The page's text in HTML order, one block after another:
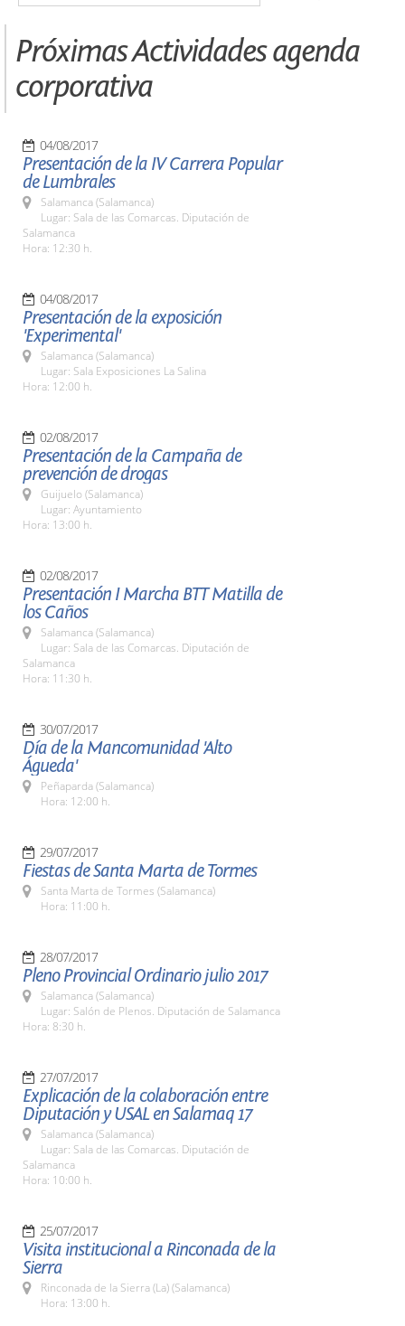
Próximas Actividades agenda
corporativa
04/08/2017
Presentación de la IV Carrera Popular
de Lumbrales
Salamanca (Salamanca)
Lugar: Sala de las Comarcas. Diputación de
Salamanca
Hora: 12:30 h.
04/08/2017
Presentación de la exposición
'Experimental'
Salamanca (Salamanca)
Lugar: Sala Exposiciones La Salina
Hora: 12:00 h.
02/08/2017
Presentación de la Campaña de
prevención de drogas
Guijuelo (Salamanca)
Lugar: Ayuntamiento
Hora: 13:00 h.
02/08/2017
Presentación I Marcha BTT Matilla de
los Caños
Salamanca (Salamanca)
Lugar: Sala de las Comarcas. Diputación de
Salamanca
Hora: 11:30 h.
30/07/2017
Día de la Mancomunidad 'Alto
Águeda'
Peñaparda (Salamanca)
Hora: 12:00 h.
29/07/2017
Fiestas de Santa Marta de Tormes
Santa Marta de Tormes (Salamanca)
Hora: 11:00 h.
28/07/2017
Pleno Provincial Ordinario julio 2017
Salamanca (Salamanca)
Lugar: Salón de Plenos. Diputación de Salamanca
Hora: 8:30 h.
27/07/2017
Explicación de la colaboración entre
Diputación y USAL en Salamaq 17
Salamanca (Salamanca)
Lugar: Sala de las Comarcas. Diputación de
Salamanca
Hora: 10:00 h.
25/07/2017
Visita institucional a Rinconada de la
Sierra
Rinconada de la Sierra (La) (Salamanca)
Hora: 13:00 h.